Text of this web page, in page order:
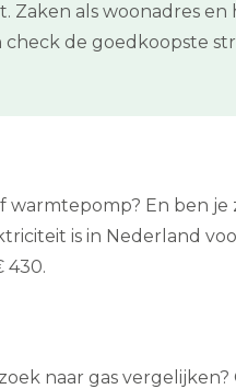
als woonadres
de goedkoopste
En ben je
is in Nederland
430.
naar gas vergelijken?